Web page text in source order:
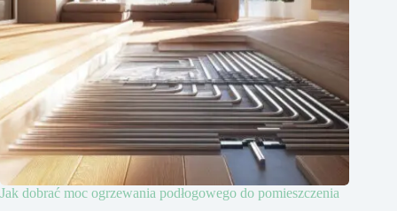
Jak dobrać moc ogrzewania podłogowego do pomieszczenia